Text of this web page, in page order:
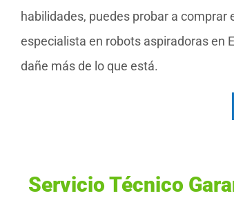
habilidades, puedes probar a
especialista en robots aspiradoras en
dañe más de lo que está.
Servicio Técnico